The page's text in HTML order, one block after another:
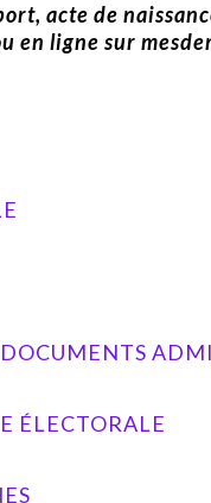
acte de
en ligne sur
ÉLECTORALE